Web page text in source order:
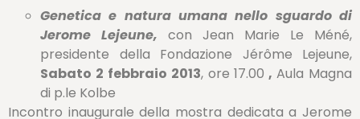
Genetica e natura umana nello sguardo di
Jerome Lejeune, con Jean Marie Le Méné,
presidente della Fondazione Jérôme Lejeune,
Sabato 2 febbraio 2013, ore 17.00 ,Aula Magna
di p.le Kolbe
Incontro inaugurale della mostra dedicata a Jerome